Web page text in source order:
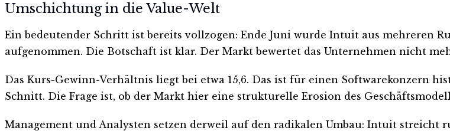
Umschichtung in die Value-Welt
Ein bedeutender Schritt ist bereits vollzogen: Ende Juni wurde Intuit aus mehreren
aufgenommen. Die Botschaft ist klar. Der Markt bewertet das Unternehmen nicht
Das Kurs-Gewinn-Verhältnis liegt bei etwa 15,6. Das ist für einen Softwarekonzern
Schnitt. Die Frage ist, ob der Markt hier eine strukturelle Erosion des
Management und Analysten setzen derweil auf den radikalen Umbau: Intuit streicht